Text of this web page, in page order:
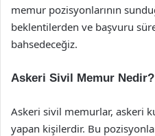
memur pozisyonlarının
beklentilerden ve başvuru
bahsedeceğiz.
Askeri Sivil Memur Nedir?
Askeri sivil memurlar, askeri
yapan kişilerdir. Bu